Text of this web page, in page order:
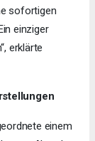
sofortigen
einziger
erklärte
einem